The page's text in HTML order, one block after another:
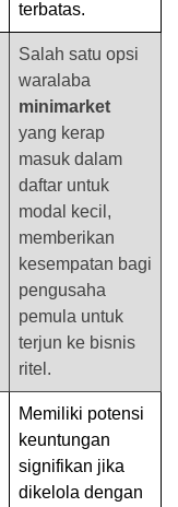
terbatas.
Salah satu opsi
waralaba
minimarket
yang kerap
masuk dalam
daftar untuk
modal kecil,
memberikan
kesempatan bagi
pengusaha
pemula untuk
terjun ke bisnis
ritel.
Memiliki potensi
keuntungan
signifikan jika
dikelola dengan